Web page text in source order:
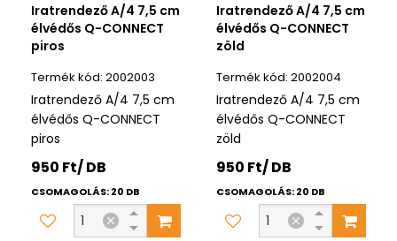
Iratrendező A/4 7,5 cm
élvédős Q-CONNECT
piros
2002003
Iratrendező A/4 7,5 cm
élvédős Q-CONNECT
piros
950 Ft/ DB
CSOMAGOLÁS: 20 DB
Iratrendező A/4 7,5 cm
élvédős Q-CONNECT
zöld
2002004
Iratrendező A/4 7,5 cm
élvédős Q-CONNECT
zöld
950 Ft/ DB
CSOMAGOLÁS: 20 DB